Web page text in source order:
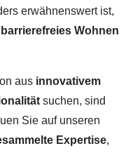
erwähnenswert ist,
barrierefreies Wohnen
aus innovativem
suchen, sind
Sie auf unseren
Expertise,